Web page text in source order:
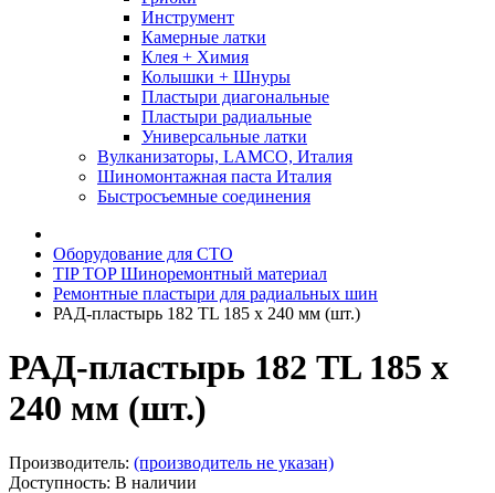
Инструмент
Камерные латки
Клея + Химия
Колышки + Шнуры
Пластыри диагональные
Пластыри радиальные
Универсальные латки
Вулканизаторы, LAMCO, Италия
Шиномонтажная паста Италия
Быстросъемные соединения
Оборудование для СТО
TIP TOP Шиноремонтный материал
Ремонтные пластыри для радиальных шин
РАД-пластырь 182 TL 185 х 240 мм (шт.)
РАД-пластырь 182 TL 185 х
240 мм (шт.)
Производитель: (производитель не указан)
Доступность: В наличии